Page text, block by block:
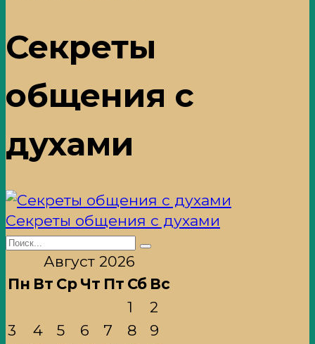
Секреты
общения с
духами
Секреты общения с духами
Search
Август 2026
Пн Вт Ср Чт Пт Сб Вс
1
2
3
4 5 6 7 8
9